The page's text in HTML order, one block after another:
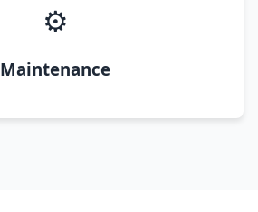
⚙️
Maintenance